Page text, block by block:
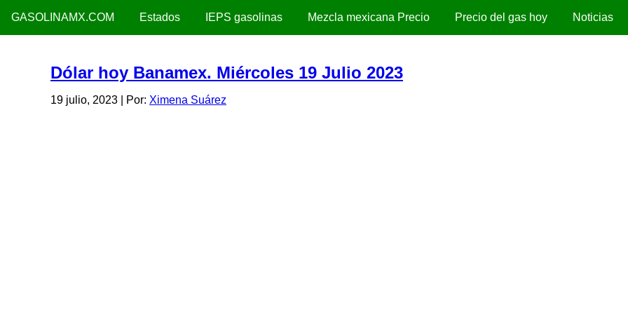
GASOLINAMX.COM Estados IEPS gasolinas Mezcla mexicana Precio Precio del gas hoy Noticias
Dólar hoy Banamex. Miércoles 19 Julio 2023
19 julio, 2023 | Por: Ximena Suárez